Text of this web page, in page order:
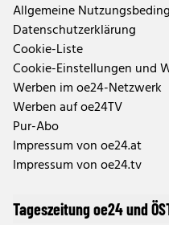
Allgemeine
Datenschutzerklärung
Cookie-Liste
Cookie-Einstellungen und
Werben im oe24-Netzwerk
Werben auf oe24TV
Pur-Abo
Impressum von oe24.at
Impressum von oe24.tv
Tageszeitung oe24 und